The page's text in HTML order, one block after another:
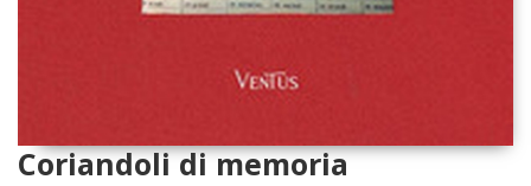
Coriandoli di memoria